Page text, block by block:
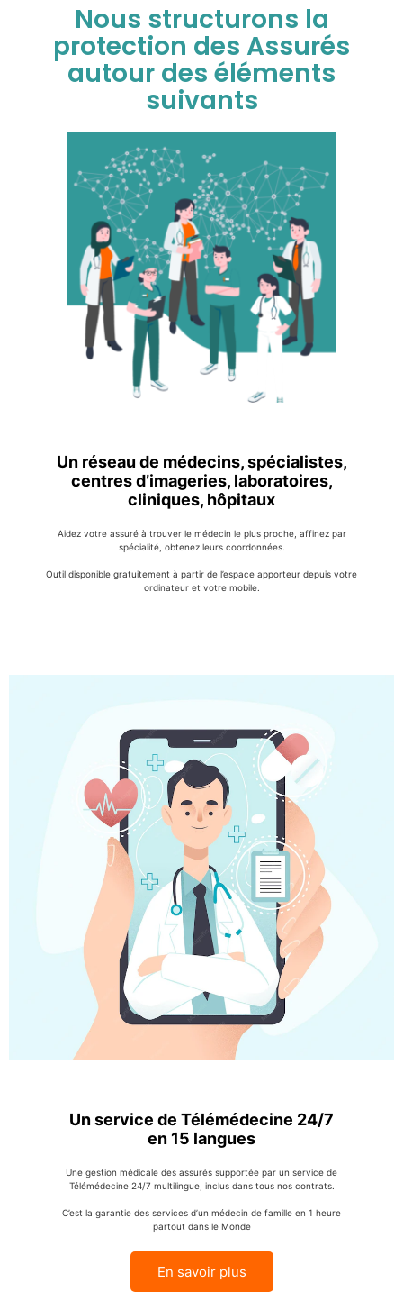
Nous structurons la
protection des Assurés
autour des éléments
suivants
Un réseau de médecins, spécialistes,
centres d’imageries, laboratoires,
cliniques, hôpitaux
Aidez votre assuré à trouver le médecin le plus proche, affinez par
spécialité, obtenez leurs coordonnées.
Outil disponible gratuitement à partir de l’espace apporteur depuis votre
ordinateur et votre mobile.
Un service de Télémédecine 24/7
en 15 langues
Une gestion médicale des assurés supportée par un service de
Télémédecine 24/7 multilingue, inclus dans tous nos contrats.
C’est la garantie des services d’un médecin de famille en 1 heure
partout dans le Monde
En savoir plus